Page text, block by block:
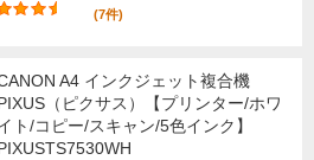
(7件)
A4 インクジェット複合機
（ピクサス）【プリンター/ホワ
ト/コピー/スキャン/5色インク】